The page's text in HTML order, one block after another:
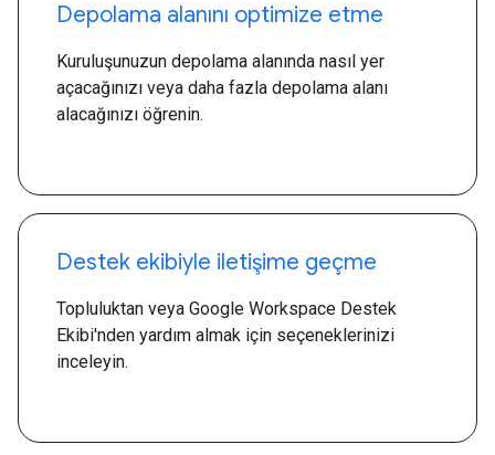
Depolama alanını optimize etme
Kuruluşunuzun depolama alanında nasıl yer
açacağınızı veya daha fazla depolama alanı
alacağınızı öğrenin.
Destek ekibiyle iletişime geçme
Topluluktan veya Google Workspace Destek
Ekibi'nden yardım almak için seçeneklerinizi
inceleyin.